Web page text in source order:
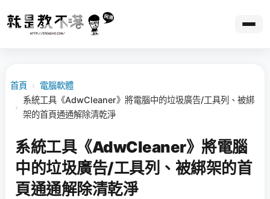
首頁 › 電腦軟體
›
系統工具《AdwCleaner》將電腦中的垃圾廣告/工具列、被綁
架的首頁通通解除清乾淨
系統工具《AdwCleaner》將電腦
中的垃圾廣告/工具列、被綁架的首
頁通通解除清乾淨